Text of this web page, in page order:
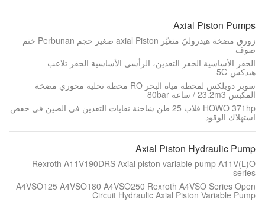
Axial Piston Pumps
زورق مضخة هيدروليّ متغيّر axial Piston صغير حجم Perbunan ختم
صوف
الحفر الأساسية الحفر التعدين، الرأسي الأساسية الحفر تلاعب
هيدكس-5C
سوبر دوبلكس لمحطة مياه البحر RO محطة تحلية محوري مضخة
المكبس 23.2m3 / ساعة 80bar
HOWO 371hp قلاب 25 طن شاحنة نفايات التعدين في الصين في خفض
استهلاك الوقود
Axial Piston Hydraulic Pump
Rexroth A11V190DRS Axial piston variable pump A11V(L)O
series
A4VSO125 A4VSO180 A4VSO250 Rexroth A4VSO Series Open
Circuit Hydraulic Axial Piston Variable Pump